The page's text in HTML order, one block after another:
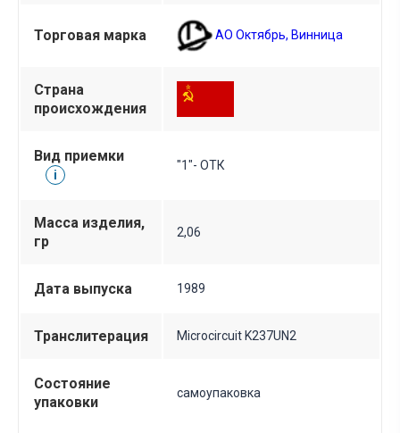
Торговая марка АО Октябрь, Винница
Страна
происхождения
Вид приемки
i
"1"- ОТК
Масса изделия,
гр
2,06
Дата выпуска 1989
Транслитерация Microcircuit K237UN2
Состояние
упаковки
самоупаковка